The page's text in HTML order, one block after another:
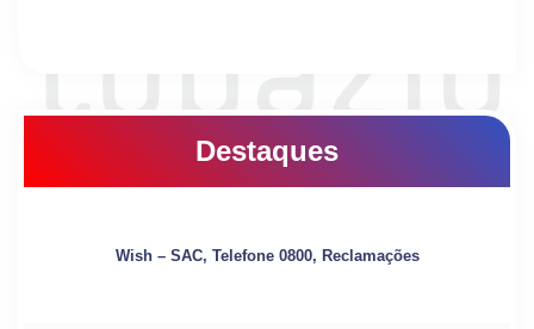
Destaques
Wish – SAC, Telefone 0800, Reclamações